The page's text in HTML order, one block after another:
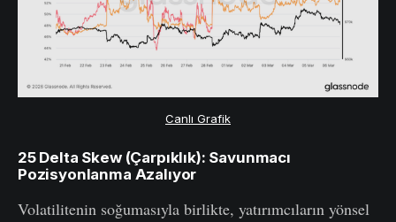
Canlı Grafik
25 Delta Skew (Çarpıklık): Savunmacı
Pozisyonlanma Azalıyor
Volatilitenin soğumasıyla birlikte, yatırımcıların yönsel